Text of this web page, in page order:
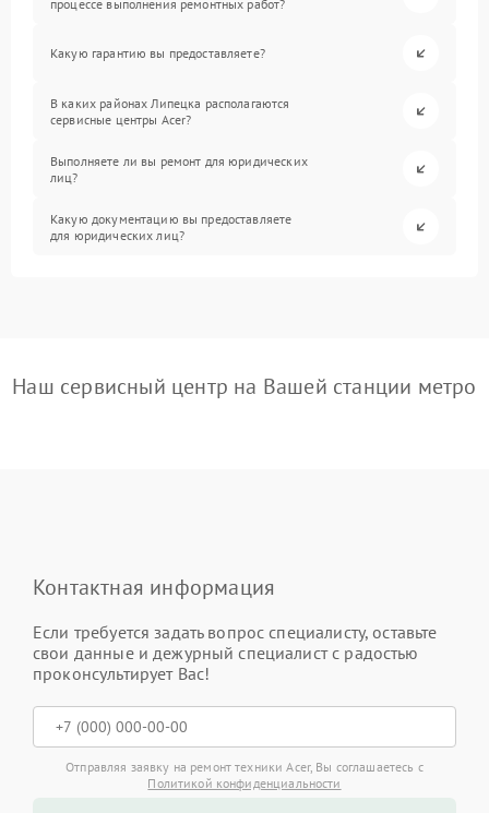
процессе выполнения ремонтных работ?
Какую гарантию вы предоставляете?
В каких районах Липецка располагаются
сервисные центры Acer?
Выполняете ли вы ремонт для юридических
лиц?
Какую документацию вы предоставляете
для юридических лиц?
Наш сервисный центр на Вашей станции метро
Контактная информация
Если требуется задать вопрос специалисту, оставьте
свои данные и дежурный специалист с радостью
проконсультирует Вас!
Отправляя заявку на ремонт техники Acer, Вы соглашаетесь с
Политикой конфиденциальности